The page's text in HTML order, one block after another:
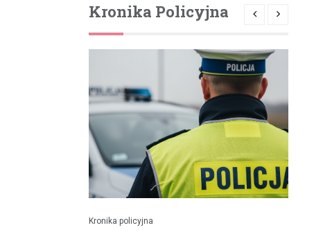
Kronika Policyjna
Kronika policyjna